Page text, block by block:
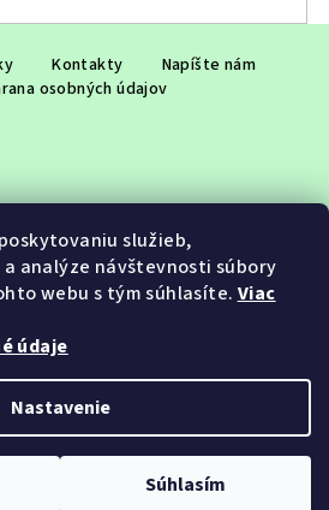
služieb,
analýze návštevnosti súbory
webu s tým súhlasíte. Viac
údaje
Nastavenie
Súhlasím
Kontakty
Napíšte nám
osobných údajov
nastavenie cookies